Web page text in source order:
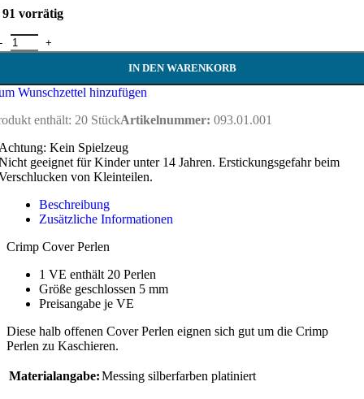
91 vorrätig
Cover Perlen - 5 mm Menge
IN DEN WARENKORB
Wunschzettel hinzufügen
enthält: 20 StückArtikelnummer: 093.01.001
Kein Spielzeug
geeignet für Kinder unter 14 Jahren. Erstickungsgefahr beim
von Kleinteilen.
Beschreibung
Zusätzliche Informationen
Crimp Cover Perlen
1 VE enthält 20 Perlen
Größe geschlossen 5 mm
Preisangabe je VE
Diese halb offenen Cover Perlen eignen sich gut um die Crimp
Perlen zu Kaschieren.
Materialangabe:Messing silberfarben platiniert